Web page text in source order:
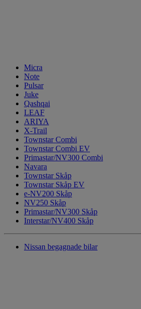
Micra
Note
Pulsar
Juke
Qashqai
LEAF
ARIYA
X-Trail
Townstar Combi
Townstar Combi EV
Primastar/NV300 Combi
Navara
Townstar Skåp
Townstar Skåp EV
e-NV200 Skåp
NV250 Skåp
Primastar/NV300 Skåp
Interstar/NV400 Skåp
Nissan begagnade bilar